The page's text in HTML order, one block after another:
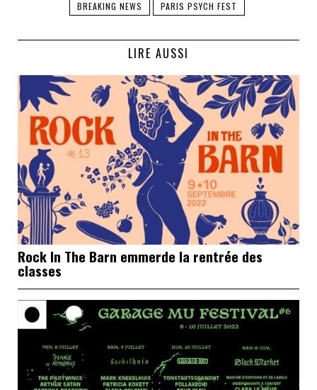
BREAKING NEWS PARIS PSYCH FEST
LIRE AUSSI
Rock In The Barn emmerde la rentrée des
classes